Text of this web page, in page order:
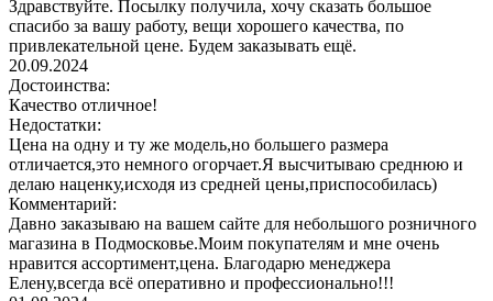
Здравствуйте. Посылку получила, хочу сказать большое
спасибо за вашу работу, вещи хорошего качества, по
привлекательной цене. Будем заказывать ещё.
20.09.2024
Достоинства:
Качество отличное!
Недостатки:
Цена на одну и ту же модель,но большего размера
отличается,это немного огорчает.Я высчитываю среднюю и
делаю наценку,исходя из средней цены,приспособилась)
Комментарий:
Давно заказываю на вашем сайте для небольшого розничного
магазина в Подмосковье.Моим покупателям и мне очень
нравится ассортимент,цена. Благодарю менеджера
Елену,всегда всё оперативно и профессионально!!!